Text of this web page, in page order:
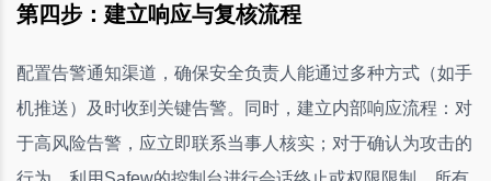
第四步：建立响应与复核流程
配置告警通知渠道，确保安全负责人能通过多种方式（如手
机推送）及时收到关键告警。同时，建立内部响应流程：对
于高风险告警，应立即联系当事人核实；对于确认为攻击的